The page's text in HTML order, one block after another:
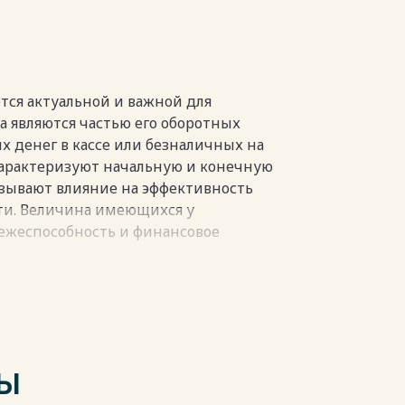
ДЕНЕЖНЫМИ СРЕДСТВАМИ
организации 47
потоками 65
актуальной и важной для
частью его оборотных
денег в кассе или безналичных на
начальную и конечную
влияние на эффективность
Величина имеющихся у
и финансовое
денежные запасы для оплаты